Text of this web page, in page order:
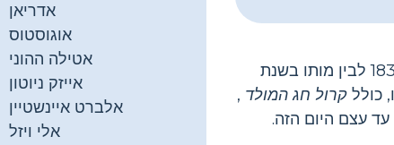
אדריאן
אוגוסטוס
אטילה ההוני
אייזק ניוטון
אלברט איינשטיין
אלי ויזל
צ'רלס דיקנס הוא אולי הסופר הוויקטוריאני המפורסם ביותר בעולם דובר האנגלית. בין 1836 לבין מותו בשנת
קרול חג המולד ,
עצם היום הזה.